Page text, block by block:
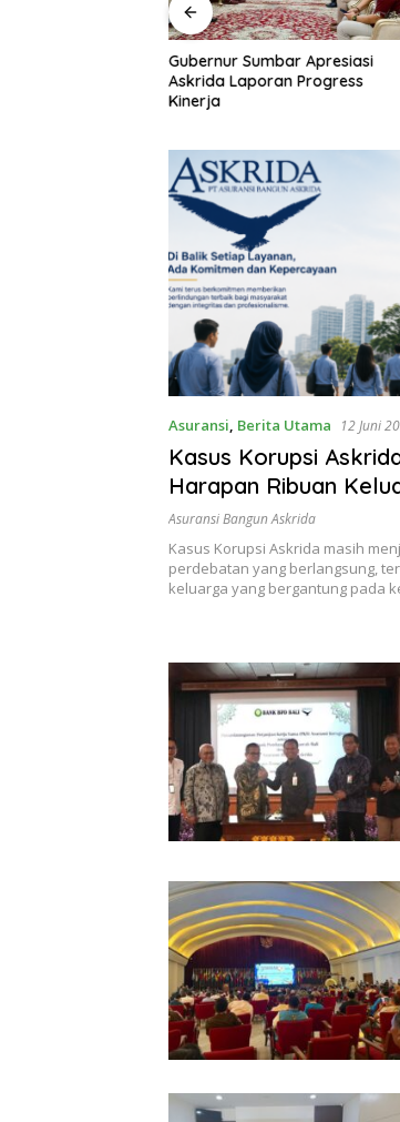
Gubernur Sumbar Apresiasi
Askrida Laporan Progress
Kinerja
Asuransi, Berita Utama 12 Juni
Kasus Korupsi
Harapan Ribuan
Dijaga
Asuransi Bangun Askrida
Kasus Korupsi Askrida masih
perdebatan yang berlangsung,
keluarga yang bergantung pada